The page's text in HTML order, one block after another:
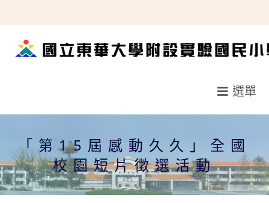
轉
選單
「第15屆感動久久」全國
校園短片徵選活動